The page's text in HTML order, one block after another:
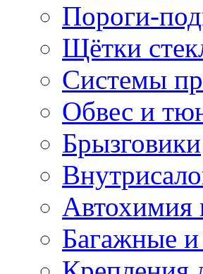
Пороги-
Щётки
Системы
Обвес и
Брызговики
Автохимия
Багажные